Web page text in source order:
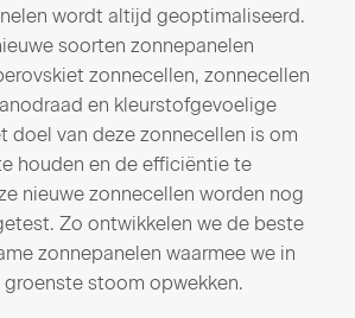
wordt altijd geoptimaliseerd.
soorten zonnepanelen
zonnecellen, zonnecellen
en kleurstofgevoelige
doel van deze zonnecellen is om
houden en de efficiëntie te
nieuwe zonnecellen worden nog
Zo ontwikkelen we de beste
zonnepanelen waarmee we in
stoom opwekken.